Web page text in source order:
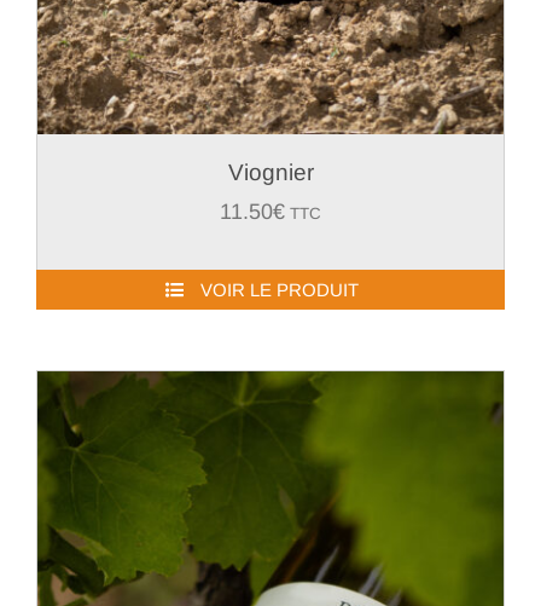
Viognier
11.50€ TTC
VOIR LE PRODUIT